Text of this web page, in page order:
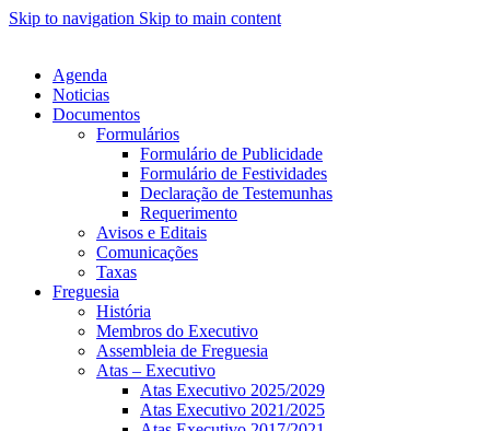
Skip to navigation Skip to main content
Agenda
Noticias
Documentos
Formulários
Formulário de Publicidade
Formulário de Festividades
Declaração de Testemunhas
Requerimento
Avisos e Editais
Comunicações
Taxas
Freguesia
História
Membros do Executivo
Assembleia de Freguesia
Atas – Executivo
Atas Executivo 2025/2029
Atas Executivo 2021/2025